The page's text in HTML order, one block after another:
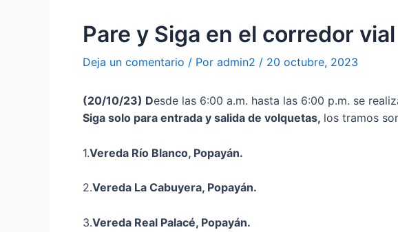
Pare y Siga en el corredor
Deja un comentario / Por admin2 / 20 octubre, 2023
(20/10/23) Desde las 6:00 a.m. hasta las 6:00 p.m. se
Siga solo para entrada y salida de volquetas, los tramos
1.Vereda Río Blanco, Popayán.
2.Vereda La Cabuyera, Popayán.
3.Vereda Real Palacé, Popayán.